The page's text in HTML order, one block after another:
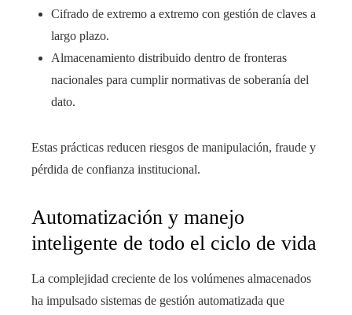
Cifrado de extremo a extremo con gestión de claves a
largo plazo.
Almacenamiento distribuido dentro de fronteras
nacionales para cumplir normativas de soberanía del
dato.
Estas prácticas reducen riesgos de manipulación, fraude y
pérdida de confianza institucional.
Automatización y manejo
inteligente de todo el ciclo de vida
La complejidad creciente de los volúmenes almacenados
ha impulsado sistemas de gestión automatizada que